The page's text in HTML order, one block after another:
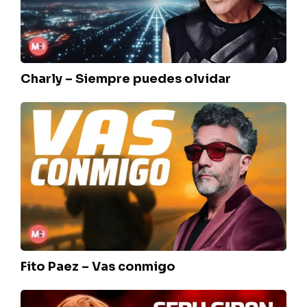
Charly – Siempre puedes olvidar
Fito
Paez
Vas
conmigo
Fito Paez – Vas conmigo
Seru